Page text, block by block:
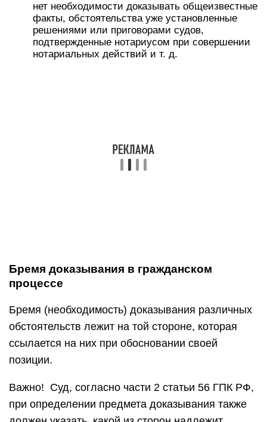
нет необходимости доказывать общеизвестные
факты, обстоятельства уже установленные
решениями или приговорами судов,
подтвержденные нотариусом при совершении
нотариальных действий и т. д.
Бремя доказывания в гражданском
процессе
Бремя (необходимость) доказывания различных
обстоятельств лежит на той стороне, которая
ссылается на них при обосновании своей
позиции.
Важно! Суд, согласно части 2 статьи 56 ГПК РФ,
при определении предмета доказывания также